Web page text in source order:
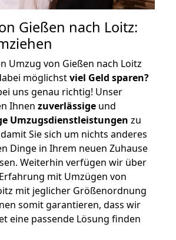
Gießen nach Loitz:
Umzug von Gießen nach Loitz
möglichstviel Geld sparen?
uns genau richtig! Unser
Ihnen zuverlässige und
Umzugsdienstleistungen zu
Sie sich um nichts anderes
Dinge in Ihrem neuen Zuhause
Weiterhin verfügen wir über
mit Umzügen von
mit jeglicher Größenordnung
somit garantieren, dass wir
eine passende Lösung finden